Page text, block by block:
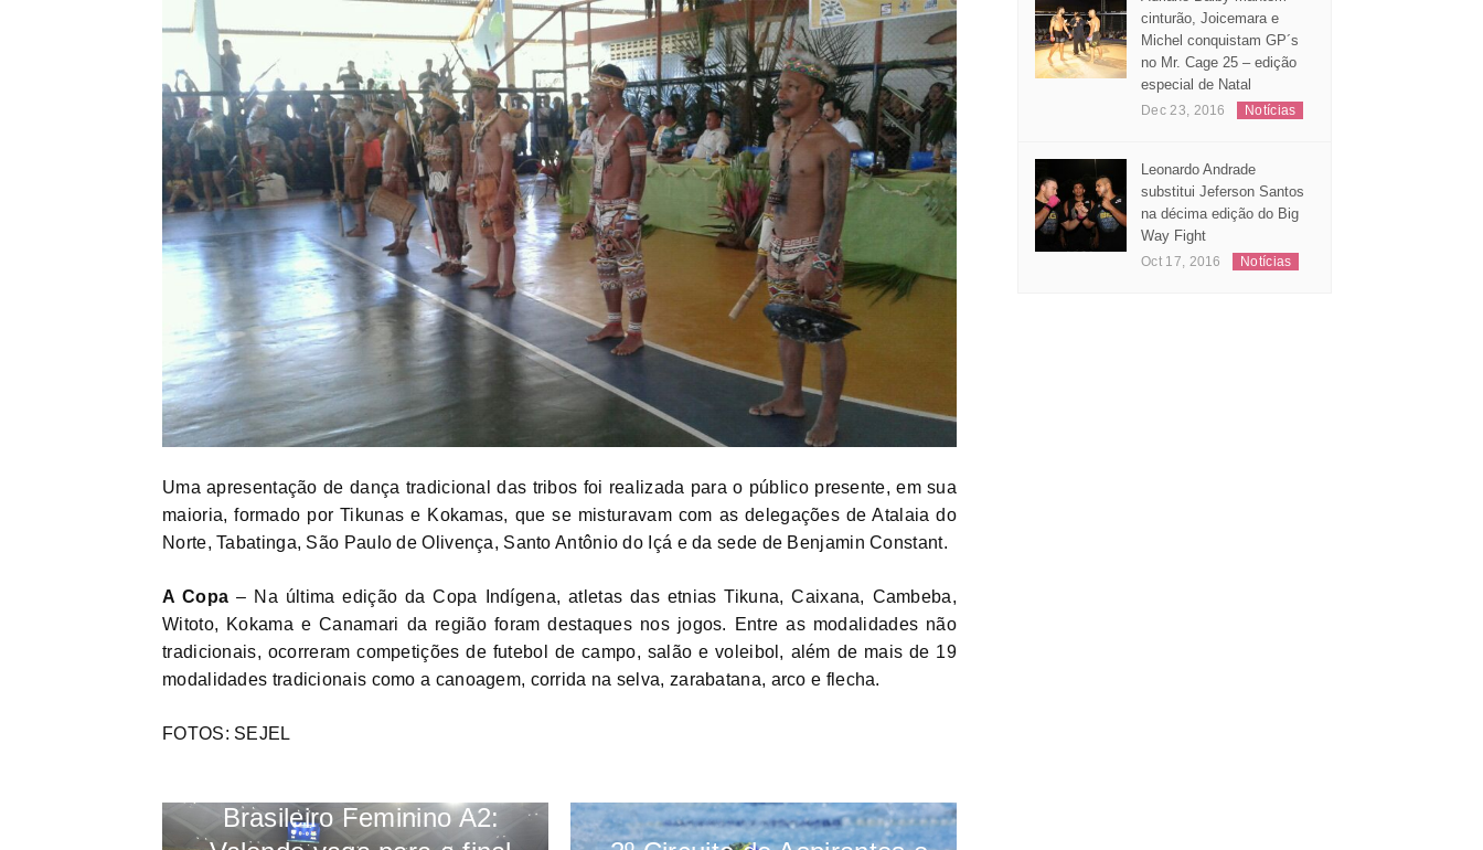
Uma apresentação de dança tradicional das tribos foi realizada para o público presente, em sua
maioria, formado por Tikunas e Kokamas, que se misturavam com as delegações de Atalaia do
Norte, Tabatinga, São Paulo de Olivença, Santo Antônio do Içá e da sede de Benjamin Constant.
A Copa – Na última edição da Copa Indígena, atletas das etnias Tikuna, Caixana, Cambeba,
Witoto, Kokama e Canamari da região foram destaques nos jogos. Entre as modalidades não
tradicionais, ocorreram competições de futebol de campo, salão e voleibol, além de mais de 19
modalidades tradicionais como a canoagem, corrida na selva, zarabatana, arco e flecha.
FOTOS: SEJEL
Brasileiro Feminino A2:
Adriano Balby mantem
cinturão, Joicemara e
Michel conquistam GP´s
no Mr. Cage 25 – edição
Dec 23, 2016 Notícias
Leonardo Andrade
substitui Jeferson Santos
na décima edição do Big